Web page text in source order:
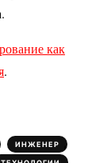
как
.
ИНЖЕНЕР ,